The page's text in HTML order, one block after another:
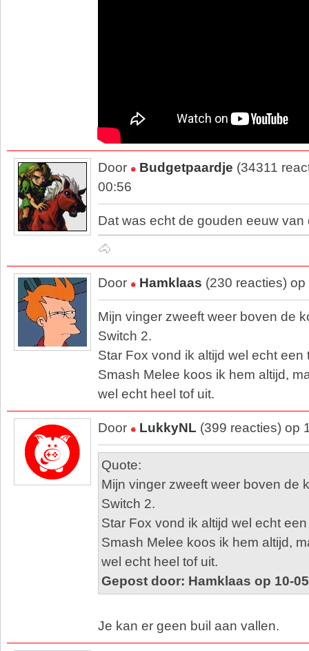
Door Budgetpaardje (34311
00:56
Dat was echt de gouden eeuw van
🐴
Door Hamklaas (230 reacties)
Mijn vinger zweeft weer boven de
Switch 2.
Star Fox vond ik altijd wel echt een
Smash Melee koos ik hem altijd,
wel echt heel tof uit.
Door LukkyNL (399 reacties) op
Quote:
Mijn vinger zweeft weer boven de
Switch 2.
Star Fox vond ik altijd wel echt
Smash Melee koos ik hem altijd,
wel echt heel tof uit.
Gepost door: Hamklaas op 10-
Je kan er geen buil aan vallen.